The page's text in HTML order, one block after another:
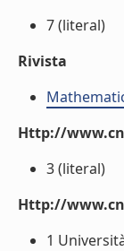
7 (literal)
Rivista
Http://
3 (literal)
Http://
1